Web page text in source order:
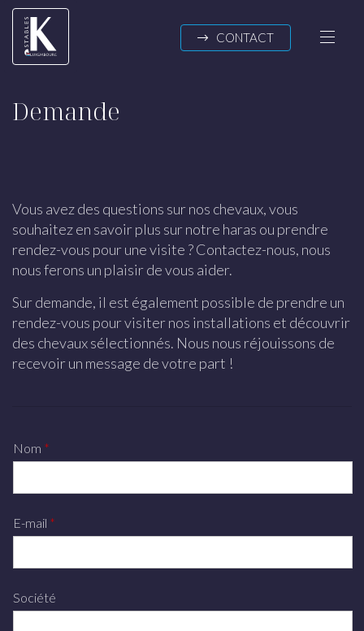
Passer au contenu
NOS CHEVAUX
Chevaux d’un an
Chevaux de trois ans
En formation
Chevaux de sport
Nos cavaliers
GÎTE
CONTACT
Demande
Vous avez des questions sur nos chevaux, vous
souhaitez en savoir plus sur notre haras ou prendre
rendez-vous pour une visite ? Contactez-nous, nous
nous ferons un plaisir de vous aider.
Sur demande, il est également possible de prendre un
rendez-vous pour visiter nos installations et découvrir
des chevaux sélectionnés. Nous nous réjouissons de
recevoir un message de votre part !
Nom
E-mail
Société